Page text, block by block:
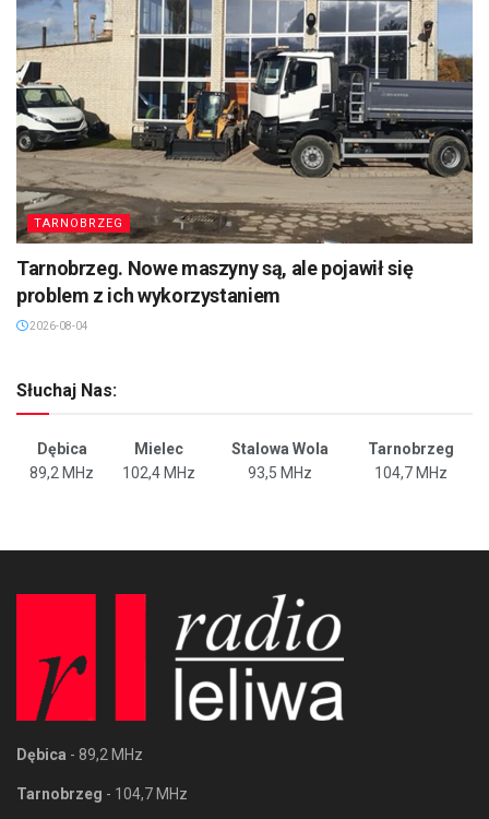
TARNOBRZEG
Tarnobrzeg. Nowe maszyny są, ale pojawił się
problem z ich wykorzystaniem
2026-08-04
Słuchaj Nas:
Dębica Mielec Stalowa Wola
Tarnobrzeg
89,2 MHz
102,4 MHz 93,5 MHz 104,7 MHz
Dębica - 89,2 MHz
Tarnobrzeg - 104,7 MHz